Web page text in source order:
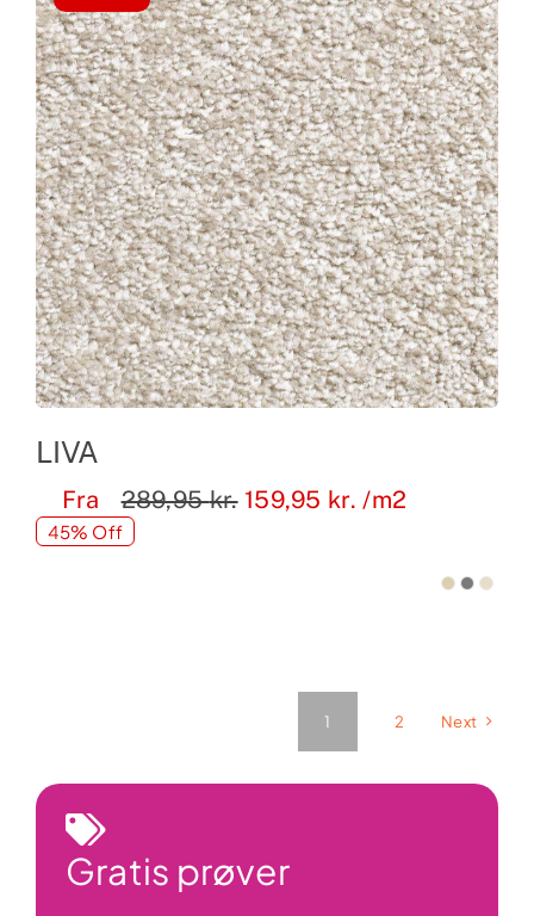
LIVA
Fra 289,95kr. 159,95 kr. /m2
45% Off
1 2 Next
Gratis prøver